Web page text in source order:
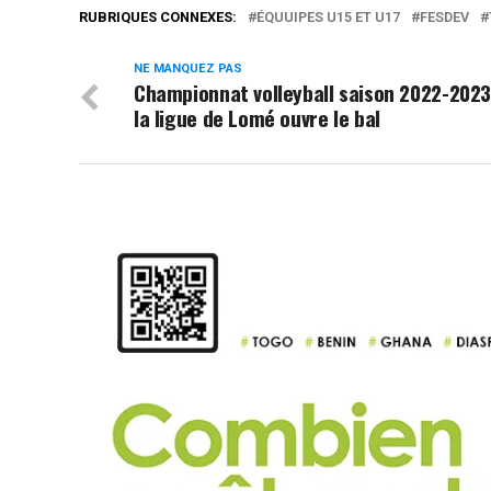
RUBRIQUES CONNEXES: ÉQUUIPES U15 ET U17 FESDEV
NE MANQUEZ PAS
Championnat volleyball saison 2022-
la ligue de Lomé ouvre le bal